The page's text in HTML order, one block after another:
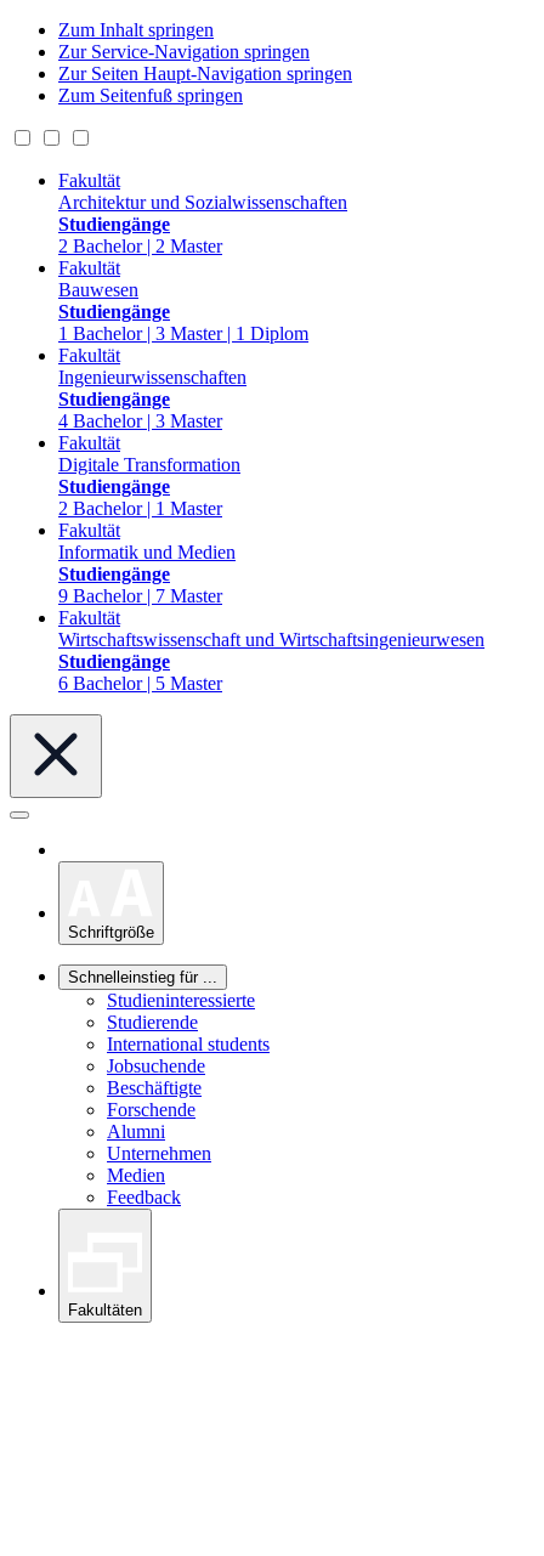
Zum Inhalt springen
Zur Service-Navigation springen
Zur Seiten Haupt-Navigation springen
Zum Seitenfuß springen
Fakultät
Architektur und Sozialwissenschaften
Studiengänge
2 Bachelor | 2 Master
Fakultät
Bauwesen
Studiengänge
1 Bachelor | 3 Master | 1 Diplom
Fakultät
Ingenieurwissenschaften
Studiengänge
4 Bachelor | 3 Master
Fakultät
Digitale Transformation
Studiengänge
2 Bachelor | 1 Master
Fakultät
Informatik und Medien
Studiengänge
9 Bachelor | 7 Master
Fakultät
Wirtschaftswissenschaft und Wirtschaftsingenieurwesen
Studiengänge
6 Bachelor | 5 Master
Schriftgröße
Schnelleinstieg für ...
Studieninteressierte
Studierende
International students
Jobsuchende
Beschäftigte
Forschende
Alumni
Unternehmen
Medien
Feedback
Fakultäten